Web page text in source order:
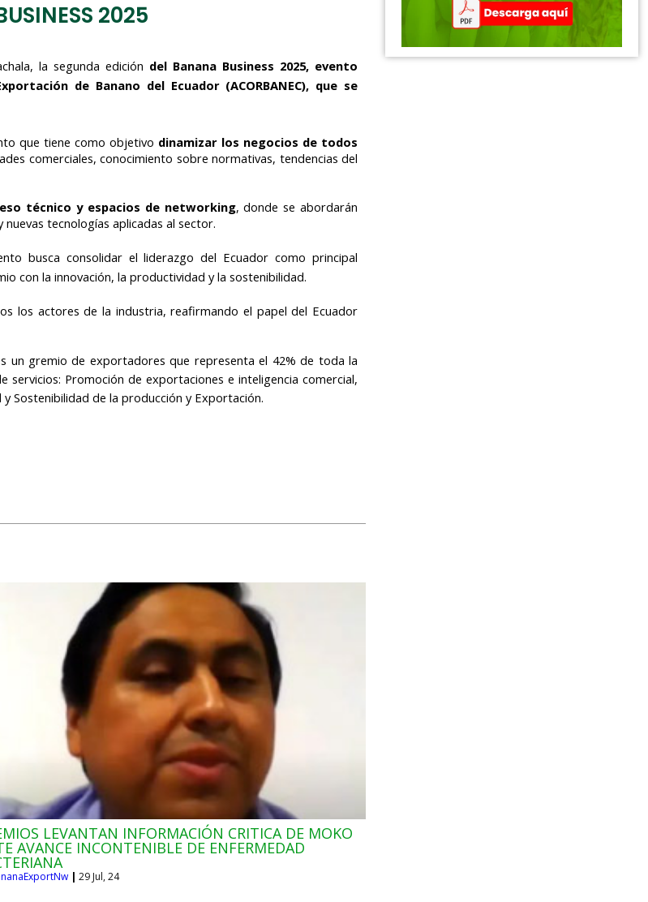
2025
la segunda edición del Banana Business 2025, evento
de Banano del Ecuador (ACORBANEC), que se
que tiene como objetivo dinamizar los negocios de todos
comerciales, conocimiento sobre normativas, tendencias del
técnico y espacios de networking, donde se abordarán
tecnologías aplicadas al sector.
busca consolidar el liderazgo del Ecuador como principal
con la innovación, la productividad y la sostenibilidad.
los actores de la industria, reafirmando el papel del Ecuador
un gremio de exportadores que representa el 42% de toda la
Promoción de exportaciones e inteligencia comercial,
Sostenibilidad de la producción y Exportación.
LEVANTAN INFORMACIÓN CRITICA DE MOKO
AVANCE INCONTENIBLE DE ENFERMEDAD
| 29 Jul, 24